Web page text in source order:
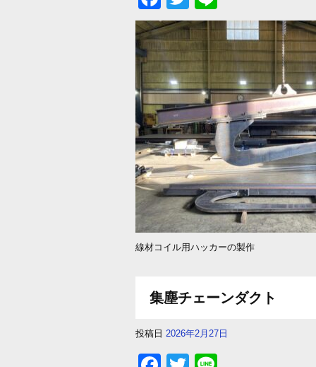
a
c
e
b
o
o
k
wi
tt
er
n
e
線材コイル用ハッカーの製作
集塵チェーンダクト
投稿日 2026年2月27日